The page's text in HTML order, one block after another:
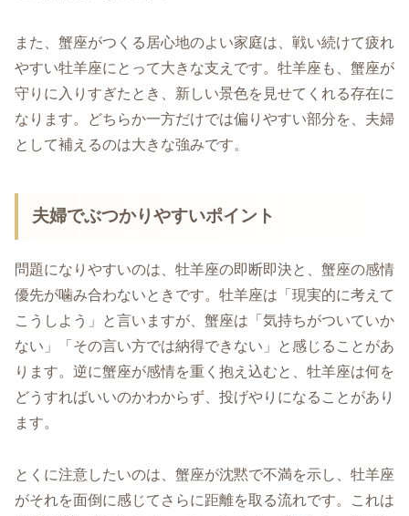
また、蟹座がつくる居心地のよい家庭は、戦い続けて疲れ
やすい牡羊座にとって大きな支えです。牡羊座も、蟹座が
守りに入りすぎたとき、新しい景色を見せてくれる存在に
なります。どちらか一方だけでは偏りやすい部分を、夫婦
として補えるのは大きな強みです。
夫婦でぶつかりやすいポイント
問題になりやすいのは、牡羊座の即断即決と、蟹座の感情
優先が噛み合わないときです。牡羊座は「現実的に考えて
こうしよう」と言いますが、蟹座は「気持ちがついていか
ない」「その言い方では納得できない」と感じることがあ
ります。逆に蟹座が感情を重く抱え込むと、牡羊座は何を
どうすればいいのかわからず、投げやりになることがあり
ます。
とくに注意したいのは、蟹座が沈黙で不満を示し、牡羊座
がそれを面倒に感じてさらに距離を取る流れです。これは